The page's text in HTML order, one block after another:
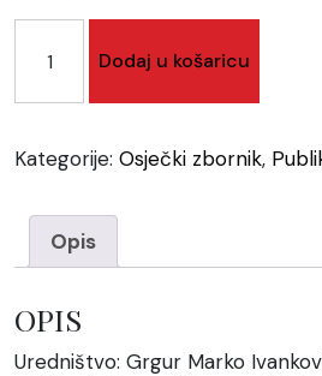
zbornik
Dodaj u košaricu
Kategorije: Osječki zbornik,
Opis
OPIS
Uredništvo: Grgur Marko